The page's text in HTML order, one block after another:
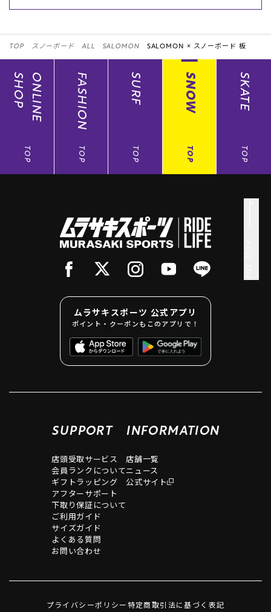
TOP スノーボード ALL SALOMON SALOMON × スノーボード 板
ONLINE
SHOP
TOP
FASHION
TOP
SURF
TOP
SNOW
TOP
SKATE
TOP
ムラサキスポーツ 公式アプリ
ポイント・クーポンもこのアプリで！
SUPPORT
店頭受取サービス
会員ランクについて
ギフトラッピング
アフターサポート
下取り保証について
ご利用ガイド
サイズガイド
よくある質問
お問い合わせ
INFORMATION
店舗一覧
ニュース
公式サイト
プライバシーポリシー特定商取引法に基づく表記